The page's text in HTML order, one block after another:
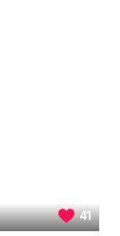
41